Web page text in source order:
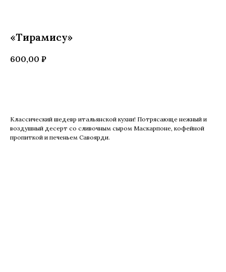
«Тирамису»
600,00 ₽
Классический шедевр итальянской кухни! Потрясающе нежный и
воздушный десерт со сливочным сыром Маскарпоне, кофейной
пропиткой и печеньем Савоярди.